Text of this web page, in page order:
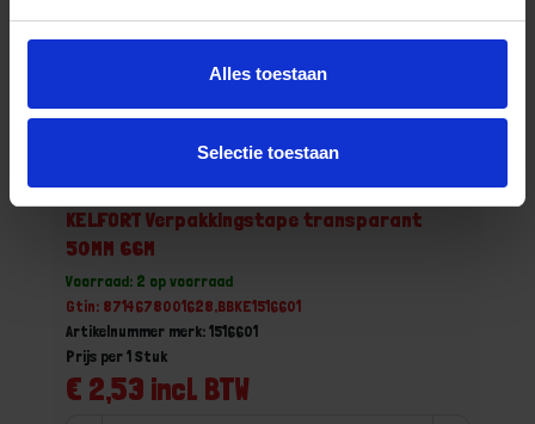
Alles toestaan
Selectie toestaan
KELFORT Verpakkingstape transparant
50MM 66M
Voorraad: 2 op voorraad
Gtin: 8714678001628,BBKE1516601
Artikelnummer merk: 1516601
€ 2,53 incl. BTW
Prijs per 1 Stuk